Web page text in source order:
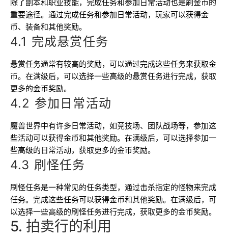
除了副本和职业技能，完成任务和参加日常活动也是刷金币的
重要途径。通过完成任务和参加日常活动，玩家可以获得金
币、装备和其他奖励。
4.1 完成悬赏任务
悬赏任务通常有较高的奖励，可以通过完成这些任务来获取金
币。在满级后，可以选择一些高级的悬赏任务进行完成，获取
更多的金币奖励。
4.2 参加日常活动
魔兽世界中有许多日常活动，如竞技场、团队战场等，参加这
些活动可以获得金币和其他奖励。在满级后，可以选择参加一
些高级的日常活动，获取更多的金币奖励。
4.3 刷怪任务
刷怪任务是一种常见的任务类型，通过击杀指定的怪物来完成
任务。完成这些任务可以获得金币和其他奖励。在满级后，可
以选择一些高级的刷怪任务进行完成，获取更多的金币奖励。
5. 拍卖行的利用